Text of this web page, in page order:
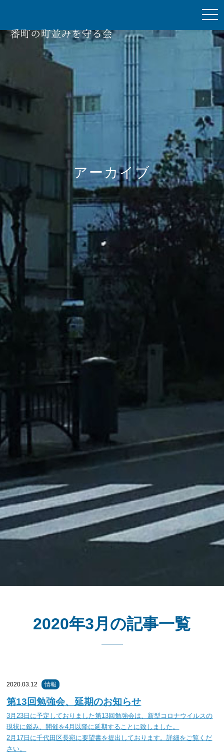
アーカイブ
2020年3月の記事一覧
2020.03.12 情報
第13回勉強会、延期のお知らせ
3月23日に予定しておりました第13回勉強会は、新型コロナウイルスの
現状に鑑み、開催を4月以降に延期することに致しました。
2月17日に千代田区長宛に要望書を提出しております。詳細をご覧くだ
さい。